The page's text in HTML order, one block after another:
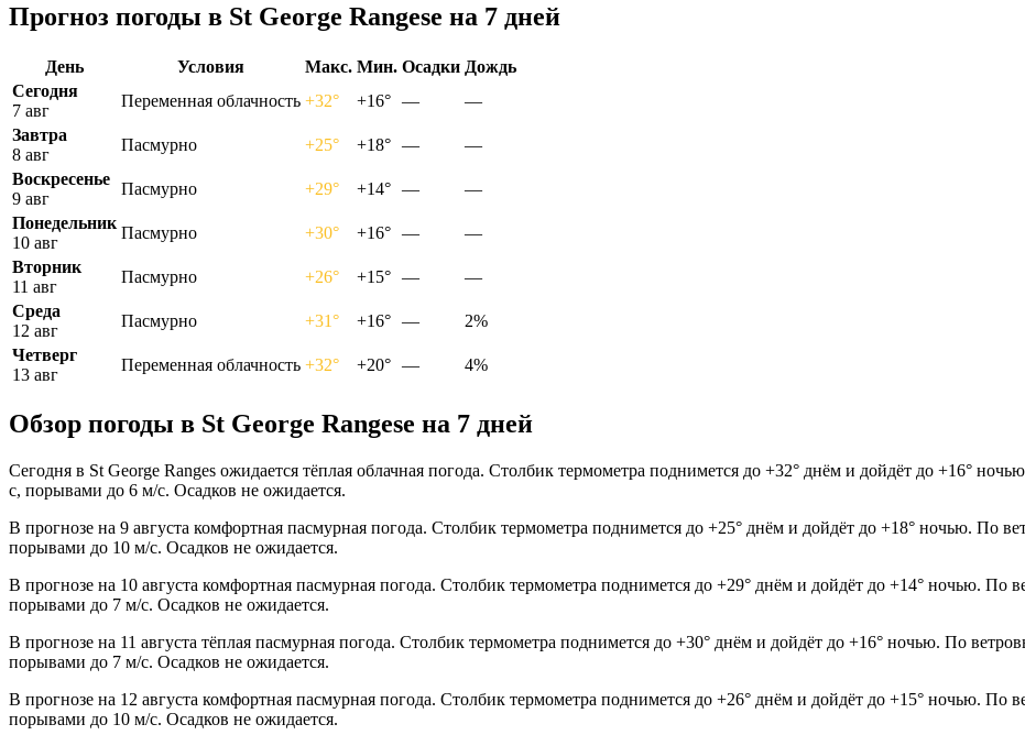
Прогноз погоды в St George Rangesе на 7 дней
День Условия Макс. Мин. Осадки Дождь
Сегодня
7 авг
Переменная облачность +32° +16° —
—
Завтра
8 авг
Пасмурно +25° +18° —
—
Воскресенье
9 авг
Пасмурно +29° +14° —
—
Понедельник
10 авг
Пасмурно +30° +16° —
—
Вторник
11 авг
Пасмурно +26° +15° —
—
Среда
12 авг
Пасмурно +31° +16° —
2%
Четверг
13 авг
Переменная облачность +32° +20° — 4%
Обзор погоды в St George Rangesе на 7 дней
Сегодня в St George Ranges ожидается тёплая облачная погода. Столбик термометра поднимется до +32° днём и дойдёт до +16°
с, порывами до 6 м/с. Осадков не ожидается.
В прогнозе на 9 августа комфортная пасмурная погода. Столбик термометра поднимется до +25° днём и дойдёт до +18° ночью. По
порывами до 10 м/с. Осадков не ожидается.
В прогнозе на 10 августа комфортная пасмурная погода. Столбик термометра поднимется до +29° днём и дойдёт до +14° ночью. По
порывами до 7 м/с. Осадков не ожидается.
В прогнозе на 11 августа тёплая пасмурная погода. Столбик термометра поднимется до +30° днём и дойдёт до +16° ночью. По
порывами до 7 м/с. Осадков не ожидается.
В прогнозе на 12 августа комфортная пасмурная погода. Столбик термометра поднимется до +26° днём и дойдёт до +15° ночью. По
порывами до 10 м/с. Осадков не ожидается.